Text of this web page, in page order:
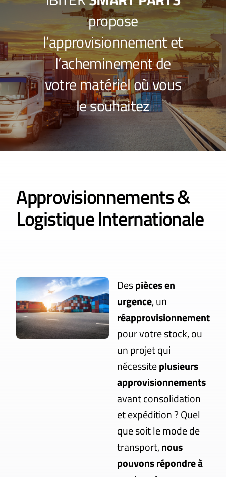
propose
l’approvisionnement et
l’acheminement de
votre matériel où vous
le souhaitez
Approvisionnements &
Logistique Internationale
Despièces en
urgence, un
réapprovisionnement
pour votre stock, ou
un projet qui
nécessiteplusieurs
approvisionnements
avant consolidation
et expédition ? Quel
que soit le mode de
transport,nous
pouvons répondre à